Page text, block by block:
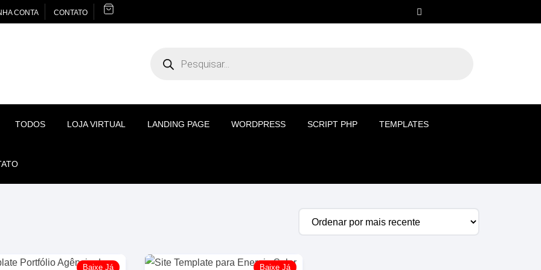
CONTA CONTATO
produtos
TODOS LOJA VIRTUAL LANDING PAGE WORDPRESS SCRIPT PHP TEMPLATES
Baixe Já Baixe Já